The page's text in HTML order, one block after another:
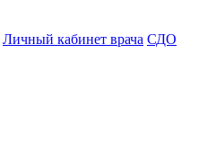
Личный кабинет врача СДО